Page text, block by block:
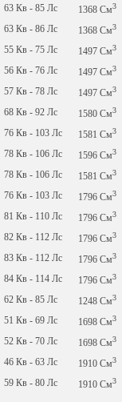
63 Кв - 85 Лс 1368 См3
63 Кв - 86 Лс 1368 См3
55 Кв - 75 Лс 1497 См3
56 Кв - 76 Лс 1497 См3
57 Кв - 78 Лс 1497 См3
68 Кв - 92 Лс 1580 См3
76 Кв - 103 Лс 1581 См3
78 Кв - 106 Лс 1596 См3
78 Кв - 106 Лс 1581 См3
76 Кв - 103 Лс 1796 См3
81 Кв - 110 Лс 1796 См3
82 Кв - 112 Лс 1796 См3
83 Кв - 112 Лс 1796 См3
84 Кв - 114 Лс 1796 См3
62 Кв - 85 Лс 1248 См3
51 Кв - 69 Лс 1698 См3
52 Кв - 70 Лс 1698 См3
46 Кв - 63 Лс 1910 См3
59 Кв - 80 Лс 1910 См3